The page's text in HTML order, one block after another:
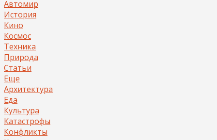
Автомир
История
Кино
Космос
Техника
Природа
Статьи
Еще
Архитектура
Еда
Культура
Катастрофы
Конфликты